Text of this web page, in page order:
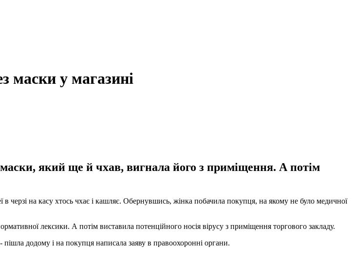
маски у магазині
який ще й чхав, вигнала його з приміщення. А потім
черзі на касу хтось чхає і кашляє. Обернувшись, жінка побачила покупця, на якому не було медичної
лексики. А потім виставила потенційного носія вірусу з приміщення торгового закладу.
додому і на покупця написала заяву в правоохоронні органи.